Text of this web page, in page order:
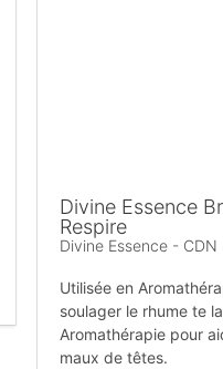
Divine Essence
Respire
Divine Essence - CDN
Utilisée en
soulager le rhume te
Aromathérapie pour
maux de têtes.